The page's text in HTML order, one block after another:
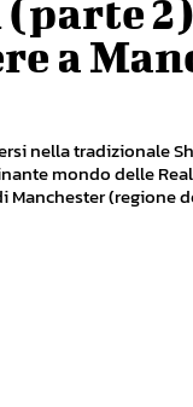
a
nella tradizionale
mondo delle
Manchester (regione